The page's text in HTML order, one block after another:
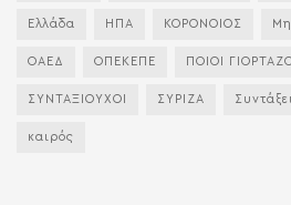
Ελλάδα ΗΠΑ ΚΟΡΟΝΟΙΟΣ
ΟΑΕΔ ΟΠΕΚΕΠΕ ΠΟΙΟΙ
ΣΥΝΤΑΞΙΟΥΧΟΙ ΣΥΡΙΖΑ
καιρός